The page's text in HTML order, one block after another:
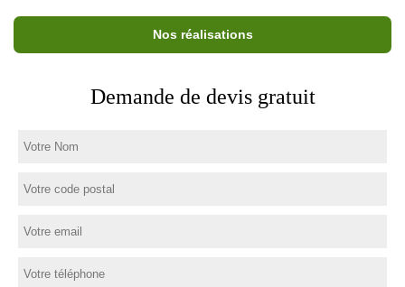
Nos réalisations
Demande de devis gratuit